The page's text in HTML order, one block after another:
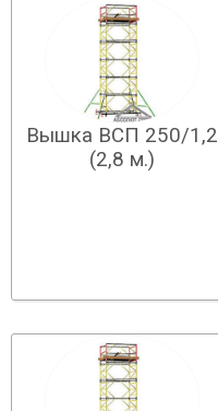
Вышка ВСП 250/1,2
(2,8 м.)